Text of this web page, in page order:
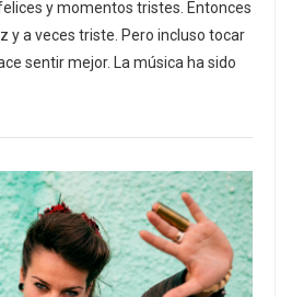
y momentos tristes. Entonces
y a veces triste. Pero incluso tocar
sentir mejor. La música ha sido